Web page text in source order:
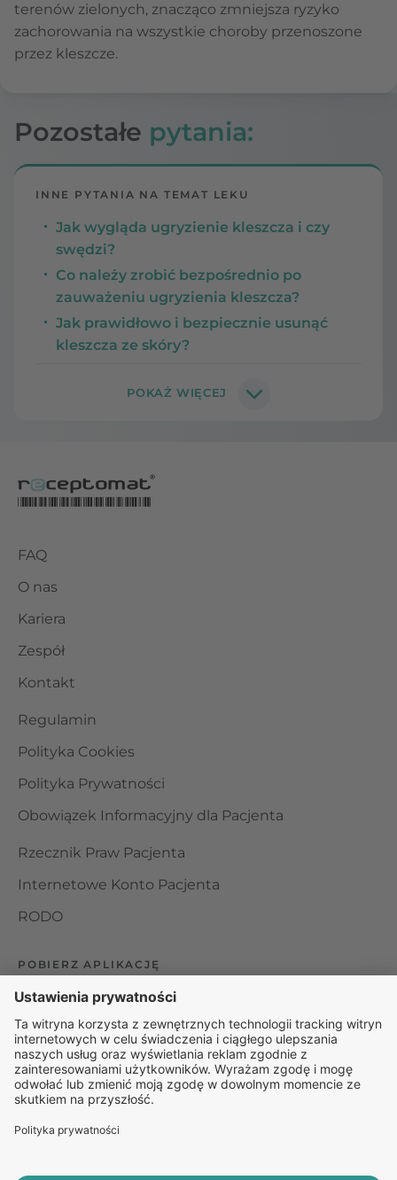
terenów zielonych, znacząco zmniejsza ryzyko
zachorowania na wszystkie choroby przenoszone
przez kleszcze.
Pozostałe pytania:
INNE PYTANIA NA TEMAT LEKU
Jak wygląda ugryzienie kleszcza i czy
swędzi?
Co należy zrobić bezpośrednio po
zauważeniu ugryzienia kleszcza?
Jak prawidłowo i bezpiecznie usunąć
kleszcza ze skóry?
FAQ
O nas
Kariera
Zespół
Kontakt
Regulamin
Polityka Cookies
Polityka Prywatności
Obowiązek Informacyjny dla Pacjenta
Rzecznik Praw Pacjenta
Internetowe Konto Pacjenta
RODO
POBIERZ APLIKACJĘ
Organizator udzielania świadczeń telemedycznych jest
podmiotem leczniczym w rozumieniu ustawy z dnia 15
kwietnia 2011 roku o działalności leczniczej, wpisanym do
rejestru podmiotów wykonujących działalność leczniczą pod
numerem: 000000229172.